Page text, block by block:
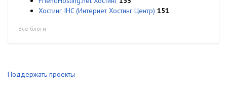
Хостинг IHC (Интернет Хостинг Центр) 151
Все блоги
Поддержать проекты